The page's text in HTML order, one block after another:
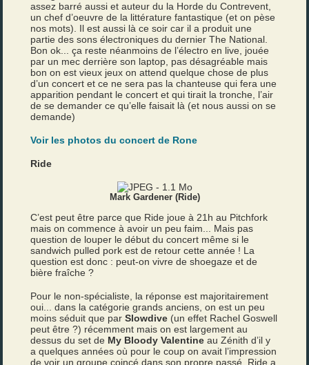
assez barré aussi et auteur du la Horde du Contrevent,
un chef d’oeuvre de la littérature fantastique (et on pèse
nos mots). Il est aussi là ce soir car il a produit une
partie des sons électroniques du dernier The National.
Bon ok... ça reste néanmoins de l’électro en live, jouée
par un mec derrière son laptop, pas désagréable mais
bon on est vieux jeux on attend quelque chose de plus
d’un concert et ce ne sera pas la chanteuse qui fera une
apparition pendant le concert et qui tirait la tronche, l’air
de se demander ce qu’elle faisait là (et nous aussi on se
demande)
Voir les photos du concert de Rone
Ride
Mark Gardener (Ride)
C’est peut être parce que Ride joue à 21h au Pitchfork
mais on commence à avoir un peu faim... Mais pas
question de louper le début du concert même si le
sandwich pulled pork est de retour cette année ! La
question est donc : peut-on vivre de shoegaze et de
bière fraîche ?
Pour le non-spécialiste, la réponse est majoritairement
oui... dans la catégorie grands anciens, on est un peu
moins séduit que parSlowdive (un effet Rachel Goswell
peut être ?) récemment mais on est largement au
dessus du set de My Bloody Valentine au Zénith d’il y
a quelques années où pour le coup on avait l’impression
de voir un groupe coincé dans son propre passé. Ride a